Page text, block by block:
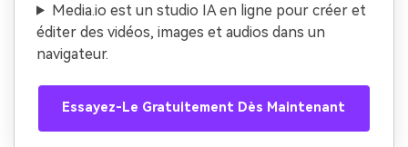
Media.io est un studio IA en ligne pour créer et
éditer des vidéos, images et audios dans un
navigateur.
Essayez-Le Gratuitement Dès Maintenant